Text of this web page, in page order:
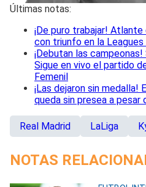
Últimas notas:
¡De puro trabajar!
con triunfo en la Leagues
¡Debutan las
Sigue en vivo el partido
Femenil
¡Las dejaron sin medalla!
queda sin presea a pesar
Real Madrid LaLiga
NOTAS